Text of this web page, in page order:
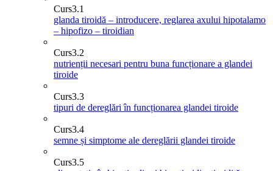
Curs3.1
glanda tiroidă – introducere, reglarea axului hipotalamo
– hipofizo – tiroidian
Curs3.2
nutrienții necesari pentru buna funcționare a glandei
tiroide
Curs3.3
tipuri de dereglări în funcționarea glandei tiroide
Curs3.4
semne și simptome ale dereglării glandei tiroide
Curs3.5